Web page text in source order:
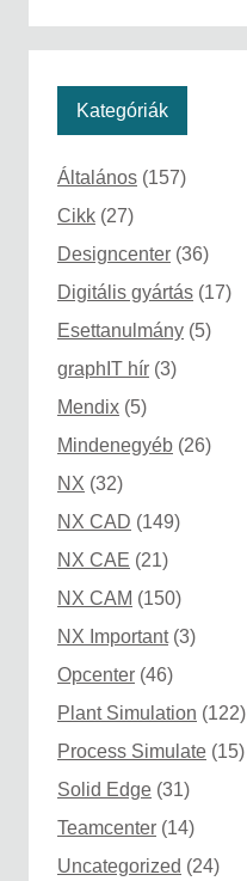
Kategóriák
Általános (157)
Cikk (27)
Designcenter (36)
Digitális gyártás (17)
Esettanulmány (5)
graphIT hír (3)
Mendix (5)
Mindenegyéb (26)
NX (32)
NX CAD (149)
NX CAE (21)
NX CAM (150)
NX Important(3)
Opcenter (46)
Plant Simulation (122)
Process Simulate (15)
Solid Edge (31)
Teamcenter (14)
Uncategorized (24)